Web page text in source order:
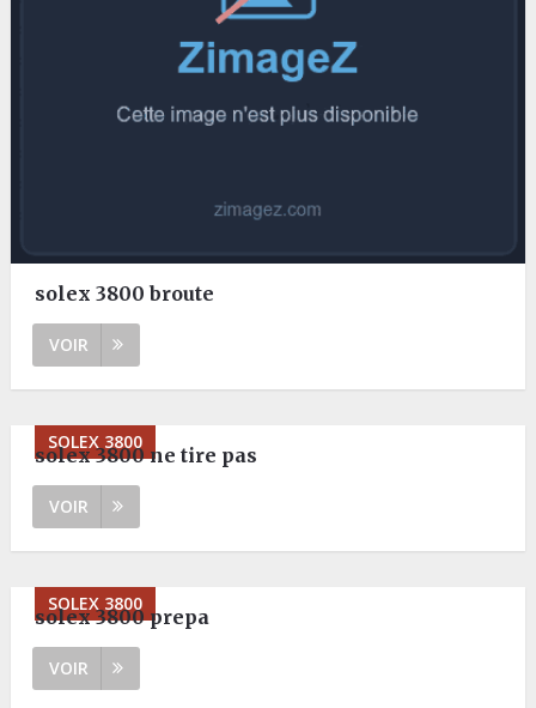
solex 3800 broute
VOIR
SOLEX 3800
solex 3800 ne tire pas
VOIR
SOLEX 3800
solex 3800 prepa
VOIR